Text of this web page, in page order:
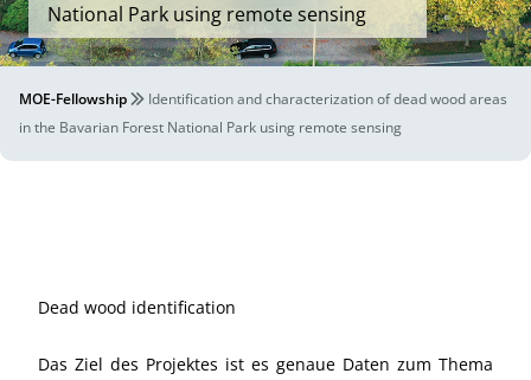
National Park using remote sensing
MOE-Fellowship
Identification and characterization of dead wood areas
in the Bavarian Forest National Park using remote sensing
Dead wood identification
Das Ziel des Projektes ist es genaue Daten zum Thema